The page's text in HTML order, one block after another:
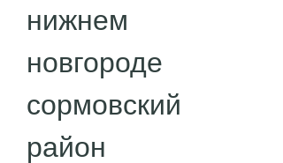
нижнем
новгороде
сормовский
район